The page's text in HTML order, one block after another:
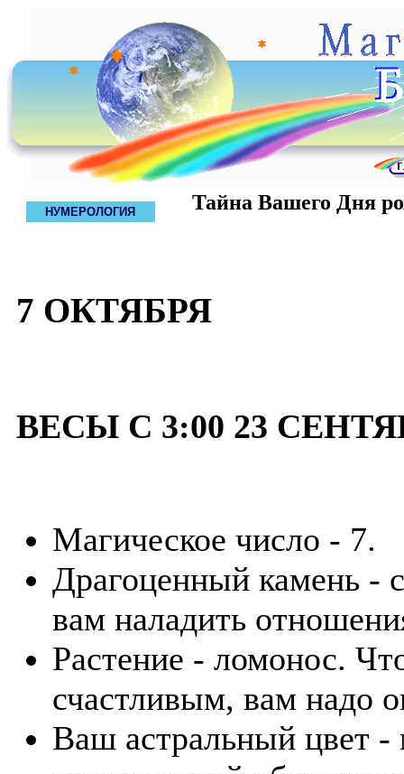
НУМЕРОЛОГИЯ Тайна Вашего Дня
7 ОКТЯБРЯ
ВЕСЫ С 3:00 23
Магическое число - 7.
Драгоценный камень -
вам наладить
Растение - ломонос.
счастливым, вам надо
Ваш астральный цвет